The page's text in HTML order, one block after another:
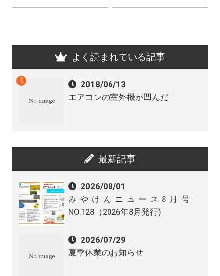
よく読まれている記事
2018/06/13
エアコンの室外機が凹んだ
最新記事
2026/08/01
みやけんニュース8月号
NO.128（2026年8月発行)
2026/07/29
夏季休業のお知らせ